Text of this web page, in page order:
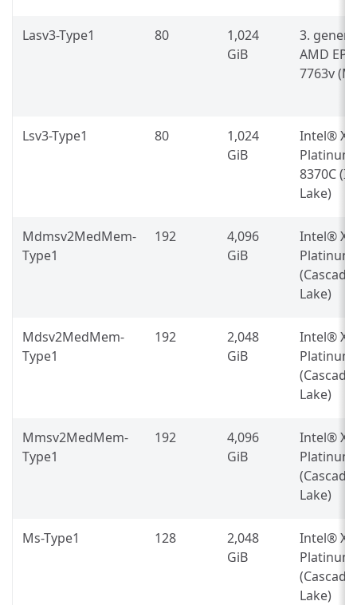
Lasv3-Type1 80
1,024
GiB
3.
AMD
7763v
Lsv3-Type1 80
1,024
GiB
Intel®
Platinum
8370C
Lake)
Mdmsv2MedMem-
Type1
192
4,096
GiB
Intel®
Platinum
(Cascade
Lake)
Mdsv2MedMem-
Type1
192
2,048
GiB
Intel®
Platinum
(Cascade
Lake)
Mmsv2MedMem-
Type1
192
4,096
GiB
Intel®
Platinum
(Cascade
Lake)
Ms-Type1 128
2,048
GiB
Intel®
Platinum
(Cascade
Lake)